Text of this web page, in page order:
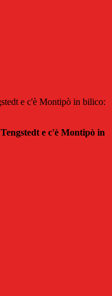
e c'è Montipò in bilico:
e c'è Montipò in